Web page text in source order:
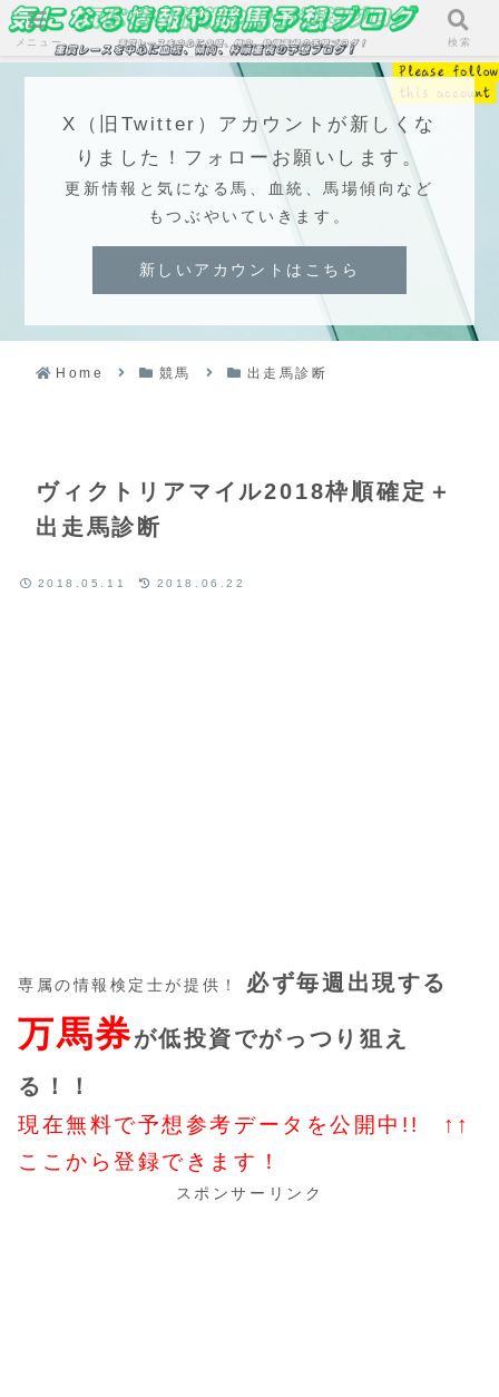
X（旧Twitter）アカウントが新しくな
りました！フォローお願いします。
更新情報と気になる馬、血統、馬場傾向など
もつぶやいていきます。
新しいアカウントはこちら
Home 競馬 出走馬診断
ヴィクトリアマイル2018枠順確定＋
出走馬診断
2018.05.11 2018.06.22
専属の情報検定士が提供！ 必ず毎週出現する
万馬券が低投資でがっつり狙え
る！！
現在無料で予想参考データを公開中!! ↑↑
ここから登録できます！
スポンサーリンク
メニュー 検索